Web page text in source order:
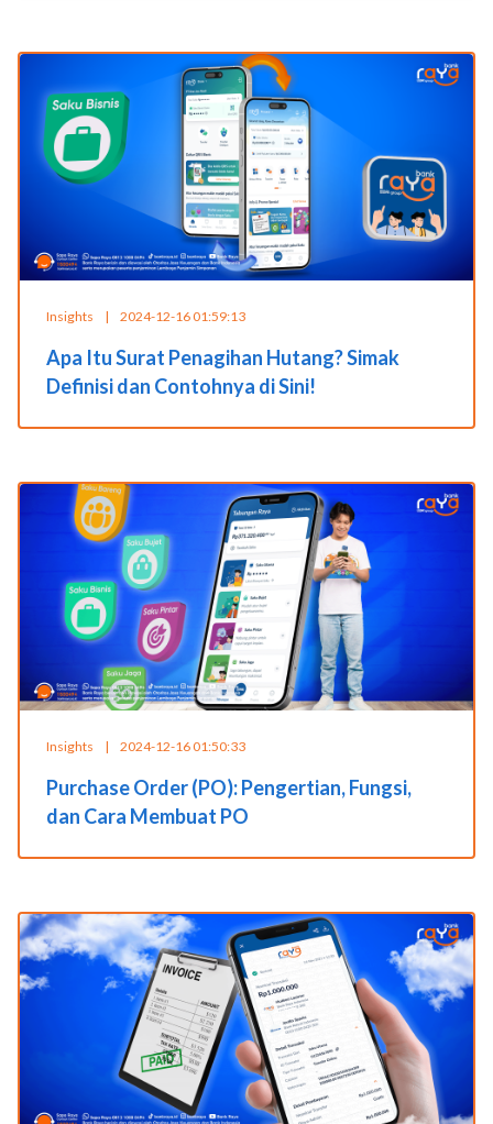
Insights | 2024-12-16 01:59:13
Apa Itu Surat Penagihan Hutang? Simak
Definisi dan Contohnya di Sini!
Insights | 2024-12-16 01:50:33
Purchase Order (PO): Pengertian, Fungsi,
dan Cara Membuat PO